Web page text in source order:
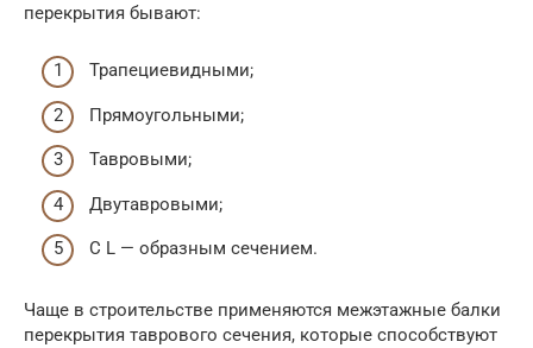
перекрытия бывают:
Трапециевидными;
Прямоугольными;
Тавровыми;
Двутавровыми;
С L — образным сечением.
Чаще в строительстве применяются межэтажные балки
перекрытия таврового сечения, которые способствуют